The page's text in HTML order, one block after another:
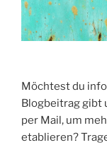
Möchtest du
Blogbeitrag gibt
per Mail, um
etablieren?